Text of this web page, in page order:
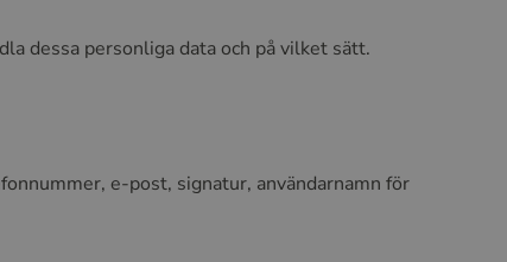
dessa personliga data och på vilket sätt.
e-post, signatur, användarnamn för